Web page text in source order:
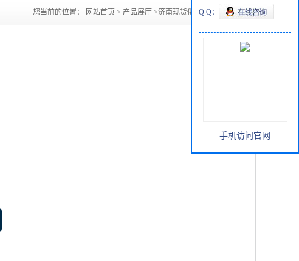
您当前的位置： 网站首页 > 产品展厅 >济南现货供应二甲胺
Q Q：
手机访问官网